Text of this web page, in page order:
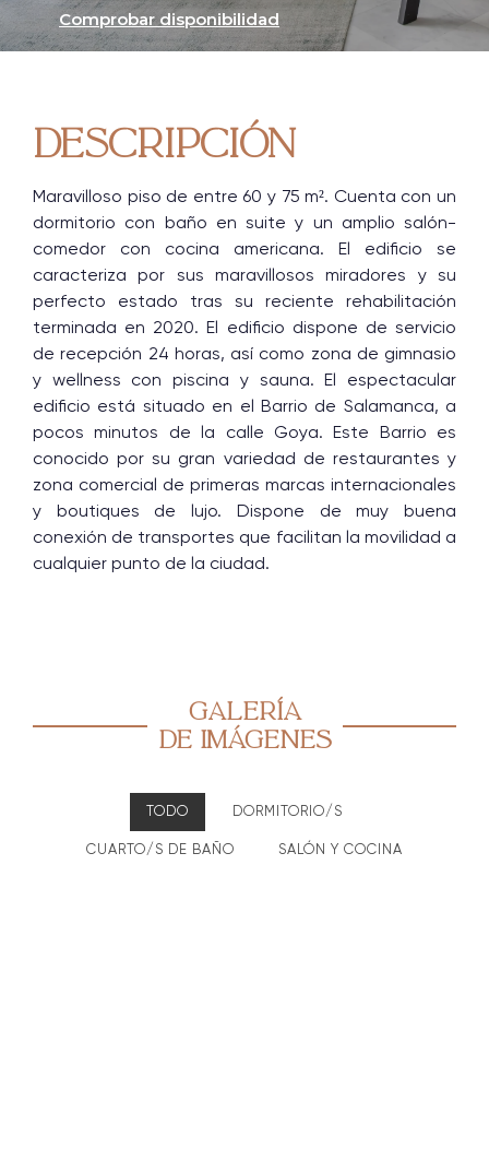
Comprobar disponibilidad
DescrIpción
Maravilloso piso de entre 60 y 75 m². Cuenta con un
dormitorio con baño en suite y un amplio salón-
comedor con cocina americana. El edificio se
caracteriza por sus maravillosos miradores y su
perfecto estado tras su reciente rehabilitación
terminada en 2020. El edificio dispone de servicio
de recepción 24 horas, así como zona de gimnasio
y wellness con piscina y sauna. El espectacular
edificio está situado en el Barrio de Salamanca, a
pocos minutos de la calle Goya. Este Barrio es
conocido por su gran variedad de restaurantes y
zona comercial de primeras marcas internacionales
y boutiques de lujo. Dispone de muy buena
conexión de transportes que facilitan la movilidad a
cualquier punto de la ciudad.
GALERÍA
DE IMÁGENES
TODO DORMITORIO/S
CUARTO/S DE BAÑO SALÓN Y COCINA